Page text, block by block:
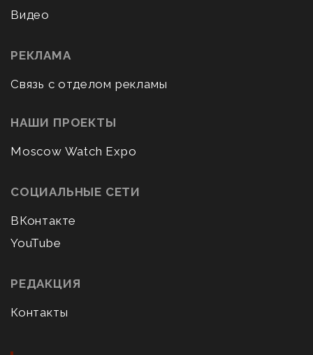
Видео
РЕКЛАМА
Связь с отделом рекламы
НАШИ ПРОЕКТЫ
Moscow Watch Expo
СОЦИАЛЬНЫЕ СЕТИ
ВКонтакте
YouTube
РЕДАКЦИЯ
Контакты